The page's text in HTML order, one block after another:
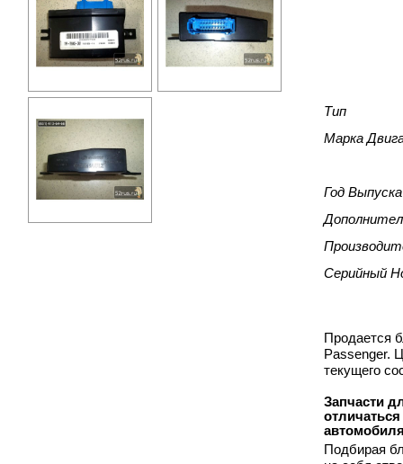
Тип
Марка
Год Выпуска
Серийный
Продается
Passenger.
текущего
Запчасти
Подбирая